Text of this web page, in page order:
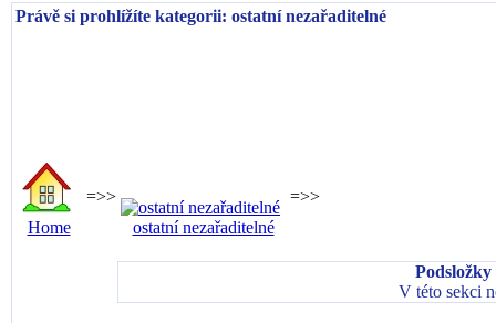
Právě si prohlížíte kategorii: ostatní nezařaditelné
Home
=>>
ostatní nezařaditelné
=>>
V této sekci